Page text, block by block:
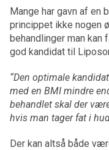
Mange har gavn af en
princippet ikke nogen
behandlinger man kan
god kandidat til
“Den optimale
med en BMI mindre
behandlet skal der
hvis man tager fat i
Der kan altså både